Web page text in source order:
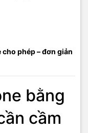
phép – đơn giản
bằng
cầm